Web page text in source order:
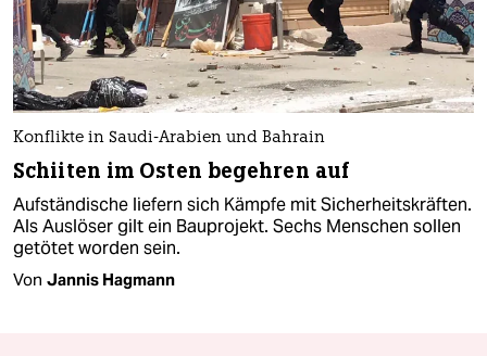
Konflikte in Saudi-Arabien und Bahrain
Schiiten im Osten begehren auf
Aufständische liefern sich Kämpfe mit Sicherheitskräften.
Als Auslöser gilt ein Bauprojekt. Sechs Menschen sollen
getötet worden sein.
Von Jannis Hagmann